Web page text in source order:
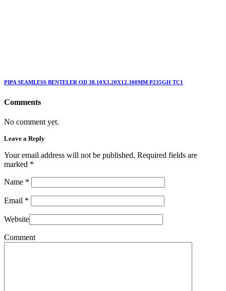
PIPA SEAMLESS BENTELER OD 38.10X3.20X12.300MM P235GH TC1
Comments
No comment yet.
Leave a Reply
Your email address will not be published. Required fields are
marked *
Name *
Email *
Website
Comment